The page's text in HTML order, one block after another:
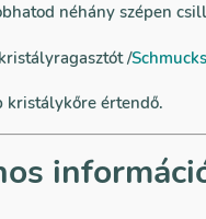
néhány szépen
/
kristálykőre értendő.